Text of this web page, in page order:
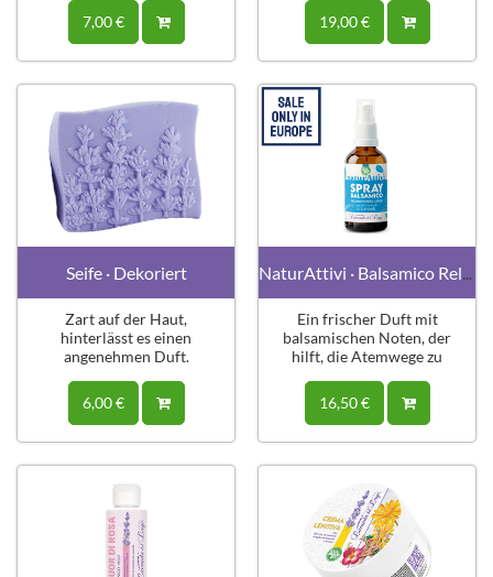
7,00 € 19,00 €
Seife · Dekoriert
Zart auf der Haut,
hinterlässt es einen
angenehmen Duft.
6,00 €
NaturAttivi · Balsamico Relief Spray
Ein frischer Duft mit
balsamischen Noten, der
hilft, die Atemwege zu
16,50 €